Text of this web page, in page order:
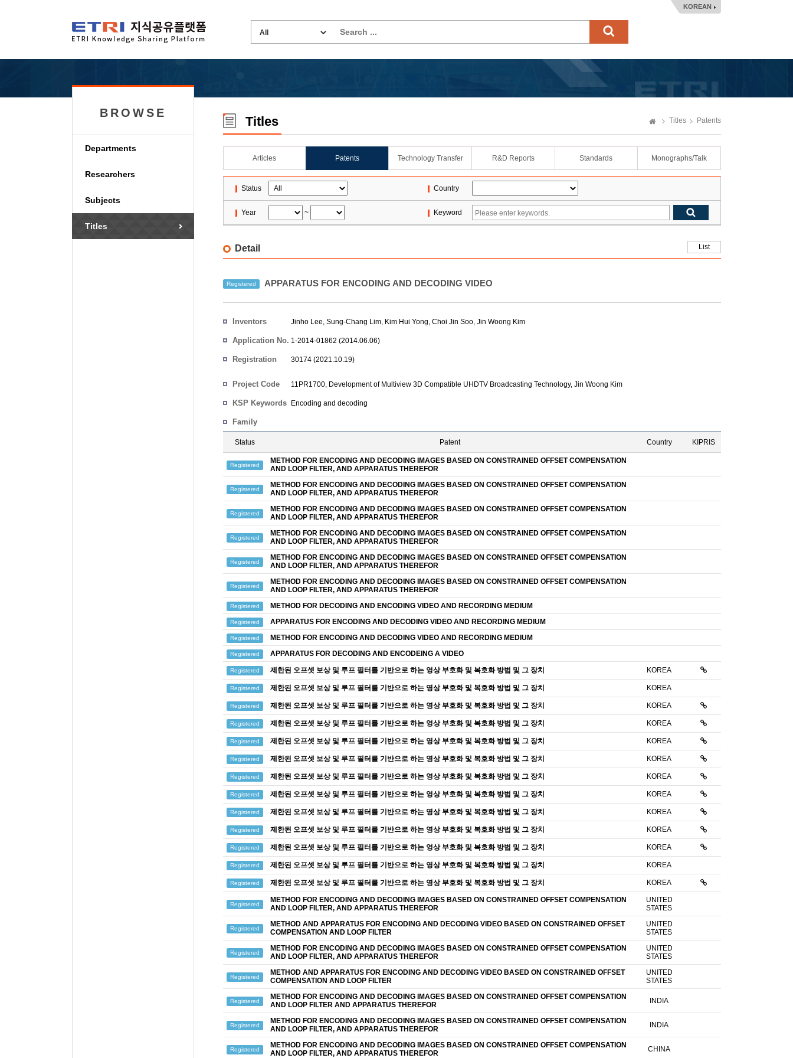
KOREAN
BROWSE
Departments
Researchers
Subjects
Titles
Titles Titles Patents
Articles Patents Technology Transfer R&D Reports Standards Monographs/Talk
Status Country
Year ~ Keyword
Detail List
Registered APPARATUS FOR ENCODING AND DECODING VIDEO
Inventors Jinho Lee, Sung-Chang Lim, Kim Hui Yong, Choi Jin Soo, Jin Woong Kim
Application No. 1-2014-01862 (2014.06.06)
Registration
30174 (2021.10.19)
Project Code 11PR1700, Development of Multiview 3D Compatible UHDTV Broadcasting Technology, Jin Woong Kim
KSP Keywords Encoding and decoding
Family
Status Patent Country KIPRIS
Registered
METHOD FOR ENCODING AND DECODING IMAGES BASED ON CONSTRAINED OFFSET COMPENSATION
AND LOOP FILTER, AND APPARATUS THEREFOR
Registered
METHOD FOR ENCODING AND DECODING IMAGES BASED ON CONSTRAINED OFFSET COMPENSATION
AND LOOP FILTER, AND APPARATUS THEREFOR
Registered
METHOD FOR ENCODING AND DECODING IMAGES BASED ON CONSTRAINED OFFSET COMPENSATION
AND LOOP FILTER, AND APPARATUS THEREFOR
Registered
METHOD FOR ENCODING AND DECODING IMAGES BASED ON CONSTRAINED OFFSET COMPENSATION
AND LOOP FILTER, AND APPARATUS THEREFOR
Registered
METHOD FOR ENCODING AND DECODING IMAGES BASED ON CONSTRAINED OFFSET COMPENSATION
AND LOOP FILTER, AND APPARATUS THEREFOR
Registered
METHOD FOR ENCODING AND DECODING IMAGES BASED ON CONSTRAINED OFFSET COMPENSATION
AND LOOP FILTER, AND APPARATUS THEREFOR
Registered METHOD FOR DECODING AND ENCODING VIDEO AND RECORDING MEDIUM
Registered APPARATUS FOR ENCODING AND DECODING VIDEO AND RECORDING MEDIUM
Registered METHOD FOR ENCODING AND DECODING VIDEO AND RECORDING MEDIUM
Registered APPARATUS FOR DECODING AND ENCODEING A VIDEO
Registered 제한된 오프셋 보상 및 루프 필터를 기반으로 하는 영상 부호화 및 복호화 방법 및 그 장치 KOREA
Registered 제한된 오프셋 보상 및 루프 필터를 기반으로 하는 영상 부호화 및 복호화 방법 및 그 장치 KOREA
Registered 제한된 오프셋 보상 및 루프 필터를 기반으로 하는 영상 부호화 및 복호화 방법 및 그 장치 KOREA
Registered 제한된 오프셋 보상 및 루프 필터를 기반으로 하는 영상 부호화 및 복호화 방법 및 그 장치 KOREA
Registered 제한된 오프셋 보상 및 루프 필터를 기반으로 하는 영상 부호화 및 복호화 방법 및 그 장치 KOREA
Registered 제한된 오프셋 보상 및 루프 필터를 기반으로 하는 영상 부호화 및 복호화 방법 및 그 장치 KOREA
Registered 제한된 오프셋 보상 및 루프 필터를 기반으로 하는 영상 부호화 및 복호화 방법 및 그 장치 KOREA
Registered 제한된 오프셋 보상 및 루프 필터를 기반으로 하는 영상 부호화 및 복호화 방법 및 그 장치 KOREA
Registered 제한된 오프셋 보상 및 루프 필터를 기반으로 하는 영상 부호화 및 복호화 방법 및 그 장치 KOREA
Registered 제한된 오프셋 보상 및 루프 필터를 기반으로 하는 영상 부호화 및 복호화 방법 및 그 장치 KOREA
Registered 제한된 오프셋 보상 및 루프 필터를 기반으로 하는 영상 부호화 및 복호화 방법 및 그 장치 KOREA
Registered 제한된 오프셋 보상 및 루프 필터를 기반으로 하는 영상 부호화 및 복호화 방법 및 그 장치 KOREA
Registered 제한된 오프셋 보상 및 루프 필터를 기반으로 하는 영상 부호화 및 복호화 방법 및 그 장치 KOREA
Registered
METHOD FOR ENCODING AND DECODING IMAGES BASED ON CONSTRAINED OFFSET COMPENSATION
AND LOOP FILTER, AND APPARATUS THEREFOR
UNITED
STATES
Registered
METHOD AND APPARATUS FOR ENCODING AND DECODING VIDEO BASED ON CONSTRAINED OFFSET
COMPENSATION AND LOOP FILTER
UNITED
STATES
Registered
METHOD FOR ENCODING AND DECODING IMAGES BASED ON CONSTRAINED OFFSET COMPENSATION
AND LOOP FILTER, AND APPARATUS THEREFOR
UNITED
STATES
Registered
METHOD AND APPARATUS FOR ENCODING AND DECODING VIDEO BASED ON CONSTRAINED OFFSET
COMPENSATION AND LOOP FILTER
UNITED
STATES
Registered
METHOD FOR ENCODING AND DECODING IMAGES BASED ON CONSTRAINED OFFSET COMPENSATION
AND LOOP FILTER AND APPARATUS THEREFOR
INDIA
Registered
METHOD FOR ENCODING AND DECODING IMAGES BASED ON CONSTRAINED OFFSET COMPENSATION
AND LOOP FILTER, AND APPARATUS THEREFOR
INDIA
Registered
METHOD FOR ENCODING AND DECODING IMAGES BASED ON CONSTRAINED OFFSET COMPENSATION
AND LOOP FILTER, AND APPARATUS THEREFOR
CHINA